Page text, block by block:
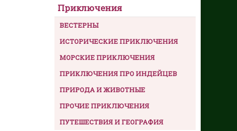
Приключения
ВЕСТЕРНЫ
ИСТОРИЧЕСКИЕ ПРИКЛЮЧЕНИЯ
МОРСКИЕ ПРИКЛЮЧЕНИЯ
ПРИКЛЮЧЕНИЯ ПРО ИНДЕЙЦЕВ
ПРИРОДА И ЖИВОТНЫЕ
ПРОЧИЕ ПРИКЛЮЧЕНИЯ
ПУТЕШЕСТВИЯ И ГЕОГРАФИЯ